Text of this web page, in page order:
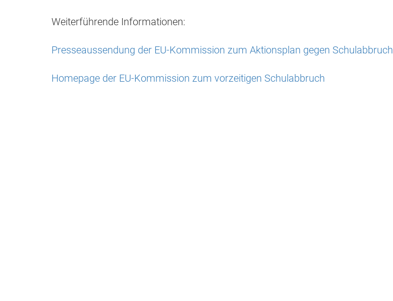
Weiterführende Informationen:
Presseaussendung der EU-Kommission zum Aktionsplan gegen Schulabbruch
Homepage der EU-Kommission zum vorzeitigen Schulabbruch